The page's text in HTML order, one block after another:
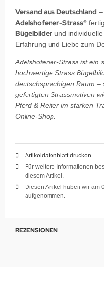
Versand aus Deutschland –
Adelshofener-Strass®
Bügelbilder und
Erfahrung und Liebe zum
Adelshofener-Strass ist ein
hochwertige Strass
deutschsprachigen Raum –
gefertigten Strassmotiven
Pferd & Reiter im starken
Online-Shop.
Artikeldatenblatt drucken
Für weitere Informationen
diesem Artikel.
Diesen Artikel haben wir am
aufgenommen.
REZENSIONEN